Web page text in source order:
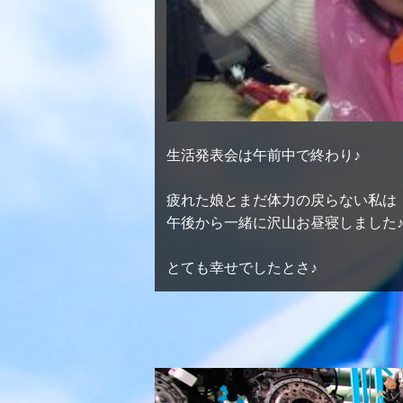
生活発表会は午前中で終わり♪
疲れた娘とまだ体力の戻らない私は
午後から一緒に沢山お昼寝しました
とても幸せでしたとさ♪